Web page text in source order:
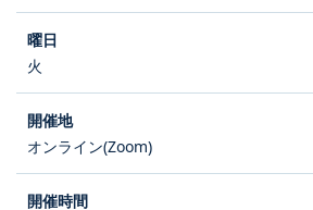
火
オンライン(Zoom)